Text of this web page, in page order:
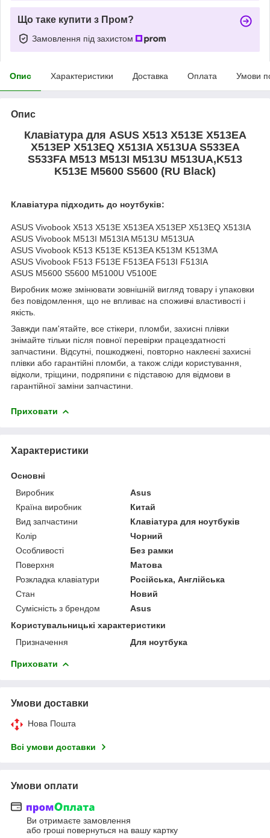
Що таке купити з Пром?
Замовлення під захистом
Опис Характеристики Доставка Оплата Умови
Опис
Клавіатура для ASUS X513 X513E X513EA
X513EP X513EQ X513IA X513UA S533EA
S533FA M513 M513I M513U M513UA,K513
K513E M5600 S5600 (RU Black)
Клавіатура підходить до ноутбуків:
ASUS Vivobook X513 X513E X513EA X513EP X513EQ X513IA
ASUS Vivobook M513I M513IA M513U M513UA
ASUS Vivobook K513 K513E K513EA K513M K513MA
ASUS Vivobook F513 F513E F513EA F513I F513IA
ASUS M5600 S5600 M5100U V5100E
Виробник може змінювати зовнішній вигляд товару і упаковки
без повідомлення, що не впливає на споживчі властивості і
якість.
Завжди пам'ятайте, все стікери, пломби, захисні плівки
знімайте тільки після повної перевірки працездатності
запчастини. Відсутні, пошкоджені, повторно наклеєні захисні
плівки або гарантійні пломби, а також сліди користування,
відколи, тріщини, подряпини є підставою для відмови в
гарантійної заміни запчастини.
Приховати
Характеристики
Основні
Виробник
Asus
Країна виробник
Китай
Вид запчастини
Клавіатура для ноутбуків
Колір
Чорний
Особливості
Без рамки
Поверхня
Матова
Розкладка клавіатури
Російська, Англійська
Стан
Новий
Сумісність з брендом
Asus
Користувальницькі характеристики
Призначення
Для ноутбука
Приховати
Умови доставки
Нова Пошта
Всі умови доставки
Умови оплати
Ви отримаєте замовлення
або гроші повернуться на вашу картку